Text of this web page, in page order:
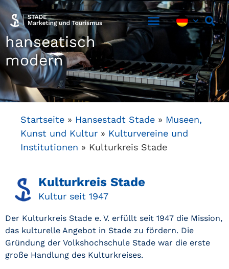
hanseatisch
modern
Startseite » Hansestadt Stade » Museen,
Kunst und Kultur » Kulturvereine und
Institutionen » Kulturkreis Stade
Kulturkreis Stade
Kultur seit 1947
Der Kulturkreis Stade e. V. erfüllt seit 1947 die Mission,
das kulturelle Angebot in Stade zu fördern. Die
Gründung der Volkshochschule Stade war die erste
große Handlung des Kulturkreises.